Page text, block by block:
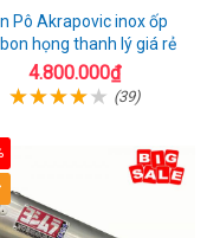
Pô Akrapovic inox ốp
họng thanh lý giá rẻ
4.800.000₫
(39)